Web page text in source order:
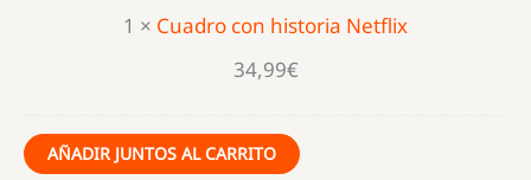
1 × Cuadro con historia Netflix
34,99€
AÑADIR JUNTOS AL CARRITO